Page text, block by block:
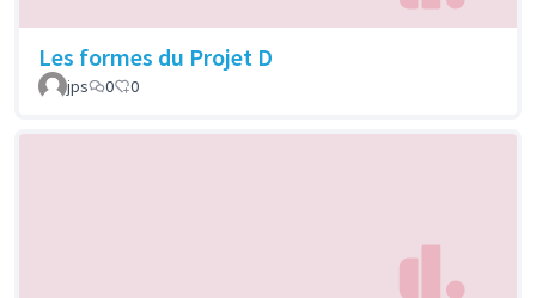
Les formes du Projet D
jps 0 0